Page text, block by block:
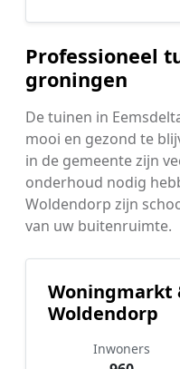
Professioneel
groningen
De tuinen in
mooi en gezond te
in de gemeente zijn
onderhoud nodig
Woldendorp zijn
van uw buitenruimte.
Woningmarkt
Woldendorp
Inwoners